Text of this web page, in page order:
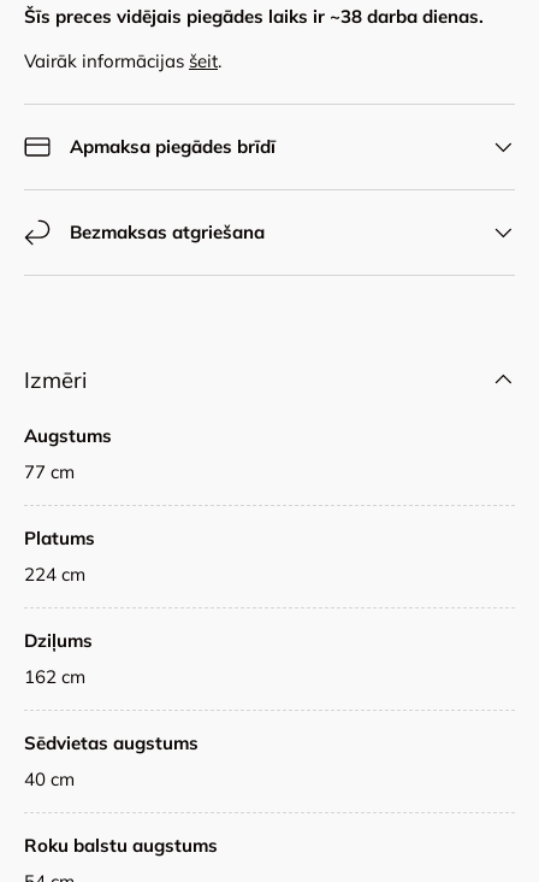
Šīs preces vidējais piegādes laiks ir ~38 darba dienas.
Vairāk informācijas šeit.
Apmaksa piegādes brīdī
Bezmaksas atgriešana
Izmēri
Augstums
77 cm
Platums
224 cm
Dziļums
162 cm
Sēdvietas augstums
40 cm
Roku balstu augstums